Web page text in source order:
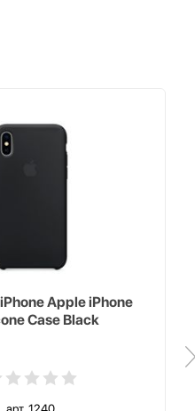
Apple iPhone
Case Black